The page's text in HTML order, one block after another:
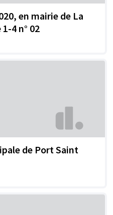
en mairie de La
4 n° 02
de Port Saint